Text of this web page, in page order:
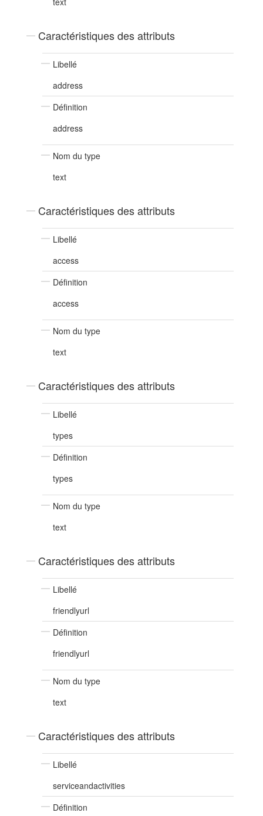
Caractéristiques des attributs
Libellé
address
Définition
address
Nom du type
text
Caractéristiques des attributs
Libellé
access
Définition
access
Nom du type
text
Caractéristiques des attributs
Libellé
types
Définition
types
Nom du type
text
Caractéristiques des attributs
Libellé
friendlyurl
Définition
friendlyurl
Nom du type
text
Caractéristiques des attributs
Libellé
serviceandactivities
Définition